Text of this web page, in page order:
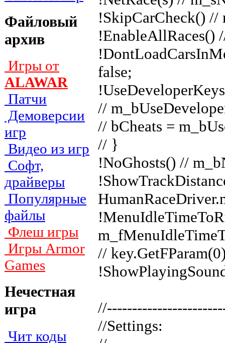
Файловый
архив
Игры от
ALAWAR
Патчи
Демоверсии
игр
Видео из игр
Софт,
драйверы
Популярные
файлы
Флеш игры
Игры Armor
Games
Нечестная
игра
Чит коды
!SkipCarCheck() //
!EnableAllRaces()
false;
//
// bCheats =
// }
!NoGhosts() //
//
//Settings: